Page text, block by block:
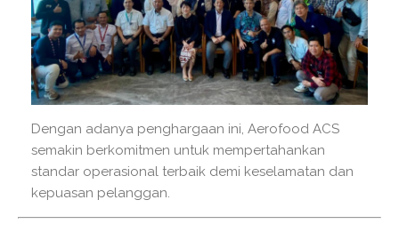
Dengan adanya penghargaan ini, Aerofood ACS
semakin berkomitmen untuk mempertahankan
standar operasional terbaik demi keselamatan dan
kepuasan pelanggan.